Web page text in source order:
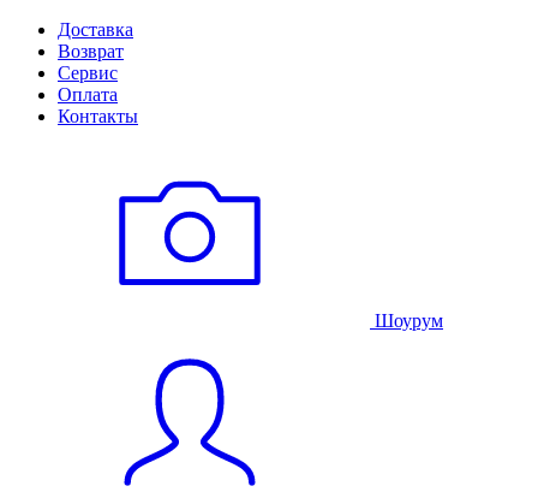
Доставка
Возврат
Сервис
Оплата
Контакты
Шоурум